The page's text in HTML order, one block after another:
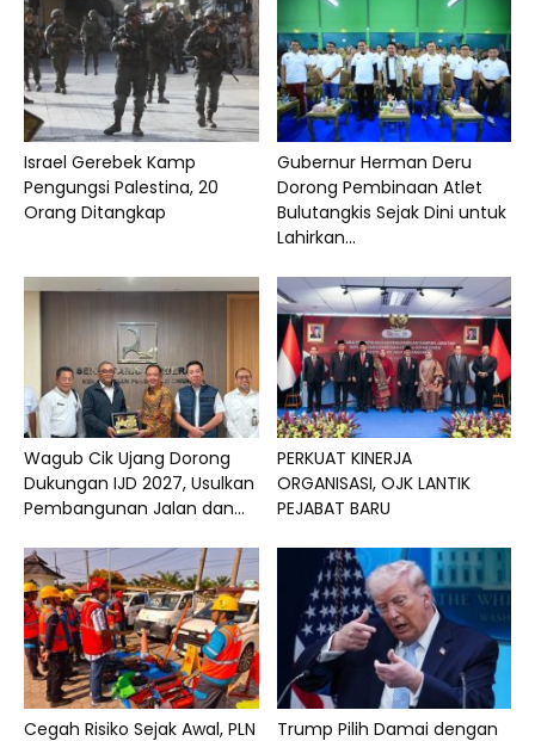
Israel Gerebek Kamp
Pengungsi Palestina, 20
Orang Ditangkap
Gubernur Herman Deru
Dorong Pembinaan Atlet
Bulutangkis Sejak Dini untuk
Lahirkan...
Wagub Cik Ujang Dorong
Dukungan IJD 2027, Usulkan
Pembangunan Jalan dan...
PERKUAT KINERJA
ORGANISASI, OJK LANTIK
PEJABAT BARU
Cegah Risiko Sejak Awal, PLN Trump Pilih Damai dengan